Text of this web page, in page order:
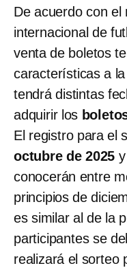
De acuerdo con el
internacional de
venta de boletos
características a
tendrá distintas
adquirir los
El registro para el
octubre de 2025
conocerán entre
principios de
es similar al de la
participantes se
realizará el sorteo